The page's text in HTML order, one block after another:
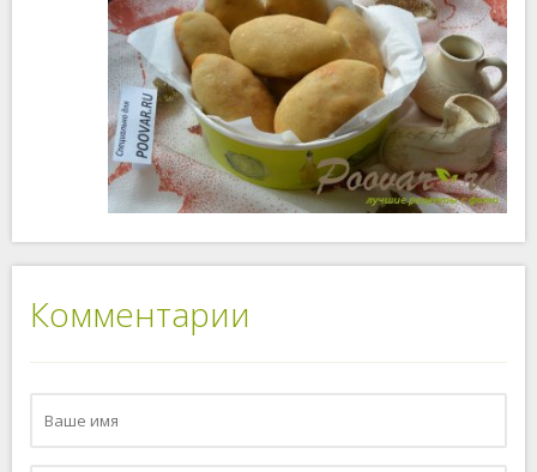
Комментарии